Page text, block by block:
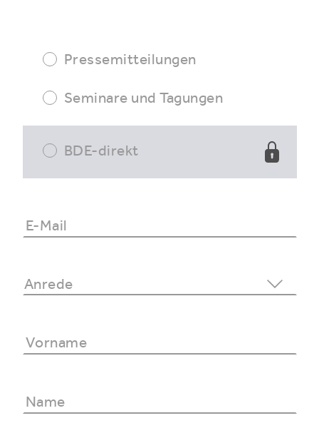
Pressemitteilungen
Seminare und Tagungen
BDE-direkt